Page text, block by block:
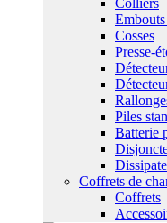
Colliers
Cosses
Presse-
Piles
Batterie
Coffrets de
Coffrets